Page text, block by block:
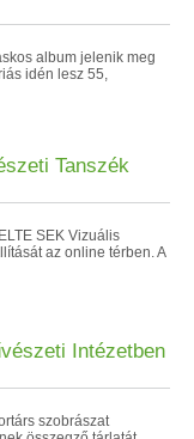
album jelenik meg
idén lesz 55,
Tanszék
SEK Vizuális
az online térben. A
Intézetben
szobrászat